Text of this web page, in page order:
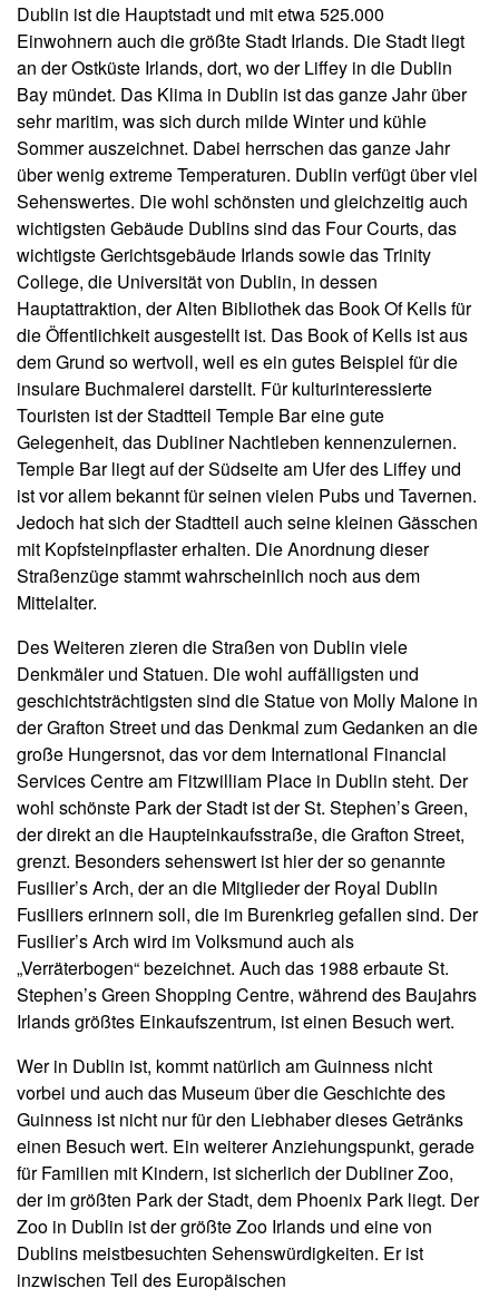
Dublin ist die Hauptstadt und mit etwa 525.000
Einwohnern auch die größte Stadt Irlands. Die Stadt liegt
an der Ostküste Irlands, dort, wo der Liffey in die Dublin
Bay mündet. Das Klima in Dublin ist das ganze Jahr über
sehr maritim, was sich durch milde Winter und kühle
Sommer auszeichnet. Dabei herrschen das ganze Jahr
über wenig extreme Temperaturen. Dublin verfügt über viel
Sehenswertes. Die wohl schönsten und gleichzeitig auch
wichtigsten Gebäude Dublins sind das Four Courts, das
wichtigste Gerichtsgebäude Irlands sowie das Trinity
College, die Universität von Dublin, in dessen
Hauptattraktion, der Alten Bibliothek das Book Of Kells für
die Öffentlichkeit ausgestellt ist. Das Book of Kells ist aus
dem Grund so wertvoll, weil es ein gutes Beispiel für die
insulare Buchmalerei darstellt. Für kulturinteressierte
Touristen ist der Stadtteil Temple Bar eine gute
Gelegenheit, das Dubliner Nachtleben kennenzulernen.
Temple Bar liegt auf der Südseite am Ufer des Liffey und
ist vor allem bekannt für seinen vielen Pubs und Tavernen.
Jedoch hat sich der Stadtteil auch seine kleinen Gässchen
mit Kopfsteinpflaster erhalten. Die Anordnung dieser
Straßenzüge stammt wahrscheinlich noch aus dem
Mittelalter.
Des Weiteren zieren die Straßen von Dublin viele
Denkmäler und Statuen. Die wohl auffälligsten und
geschichtsträchtigsten sind die Statue von Molly Malone in
der Grafton Street und das Denkmal zum Gedanken an die
große Hungersnot, das vor dem International Financial
Services Centre am Fitzwilliam Place in Dublin steht. Der
wohl schönste Park der Stadt ist der St. Stephen’s Green,
der direkt an die Haupteinkaufsstraße, die Grafton Street,
grenzt. Besonders sehenswert ist hier der so genannte
Fusilier’s Arch, der an die Mitglieder der Royal Dublin
Fusiliers erinnern soll, die im Burenkrieg gefallen sind. Der
Fusilier’s Arch wird im Volksmund auch als
„Verräterbogen“ bezeichnet. Auch das 1988 erbaute St.
Stephen’s Green Shopping Centre, während des Baujahrs
Irlands größtes Einkaufszentrum, ist einen Besuch wert.
Wer in Dublin ist, kommt natürlich am Guinness nicht
vorbei und auch das Museum über die Geschichte des
Guinness ist nicht nur für den Liebhaber dieses Getränks
einen Besuch wert. Ein weiterer Anziehungspunkt, gerade
für Familien mit Kindern, ist sicherlich der Dubliner Zoo,
der im größten Park der Stadt, dem Phoenix Park liegt. Der
Zoo in Dublin ist der größte Zoo Irlands und eine von
Dublins meistbesuchten Sehenswürdigkeiten. Er ist
inzwischen Teil des Europäischen